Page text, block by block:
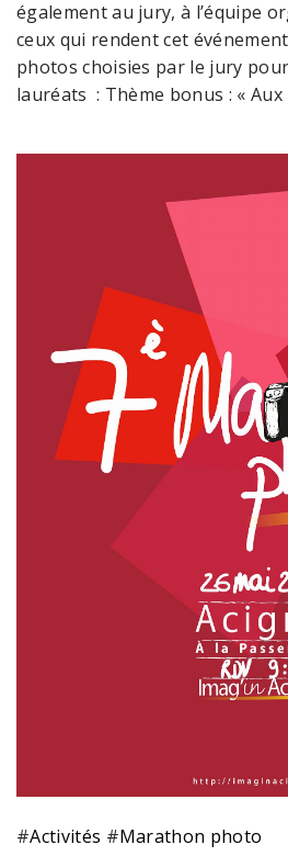
également au jury, à l’équipe
ceux qui rendent cet
photos choisies par le jury
lauréats : Thème bonus : «
#Activités #Marathon photo